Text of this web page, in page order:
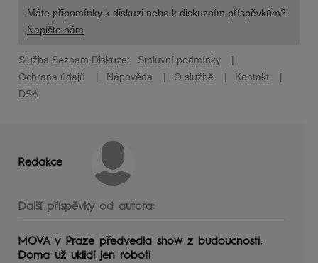
Redakce
Další příspěvky od autora:
MOVA v Praze předvedla show z budoucnosti.
Doma už uklidí jen roboti